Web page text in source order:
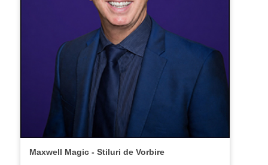
Maxwell Magic - Stiluri de Vorbire